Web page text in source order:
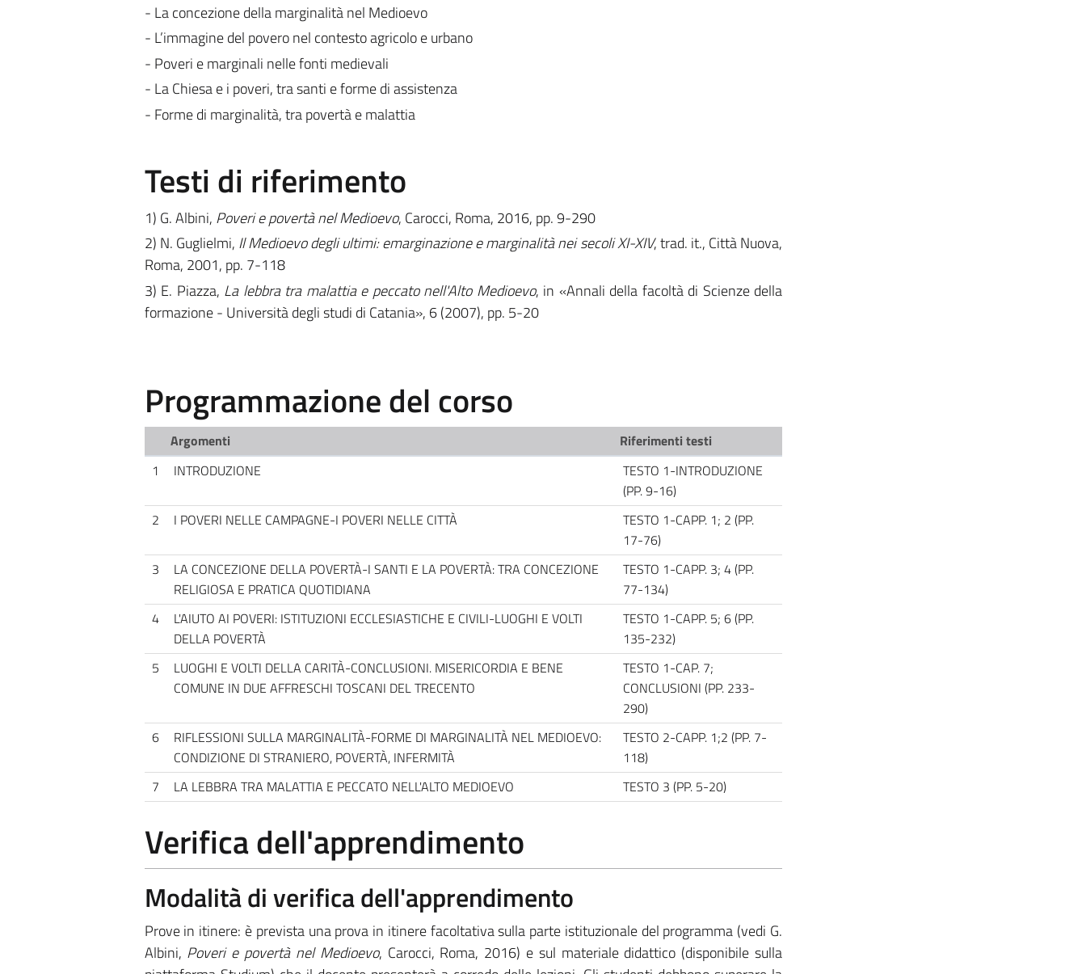
- La concezione della marginalità nel Medioevo
- L’immagine del povero nel contesto agricolo e urbano
- Poveri e marginali nelle fonti medievali
- La Chiesa e i poveri, tra santi e forme di assistenza
- Forme di marginalità, tra povertà e malattia
Testi di riferimento
1) G. Albini, Poveri e povertà nel Medioevo, Carocci, Roma, 2016, pp. 9-290
2) N. Guglielmi, Il Medioevo degli ultimi: emarginazione e marginalità nei secoli XI-XIV, trad. it., Città Nuova,
Roma, 2001, pp. 7-118
3) E. Piazza, La lebbra tra malattia e peccato nell'Alto Medioevo, in «Annali della facoltà di Scienze della
formazione - Università degli studi di Catania», 6 (2007), pp. 5-20
Programmazione del corso
Argomenti
Riferimenti testi
1
INTRODUZIONE
TESTO 1-INTRODUZIONE
(PP. 9-16)
2
I POVERI NELLE CAMPAGNE-I POVERI NELLE CITTÀ
TESTO 1-CAPP. 1; 2 (PP.
17-76)
3
LA CONCEZIONE DELLA POVERTÀ-I SANTI E LA POVERTÀ: TRA CONCEZIONE
RELIGIOSA E PRATICA QUOTIDIANA
TESTO 1-CAPP. 3; 4 (PP.
77-134)
4
L'AIUTO AI POVERI: ISTITUZIONI ECCLESIASTICHE E CIVILI-LUOGHI E VOLTI
DELLA POVERTÀ
TESTO 1-CAPP. 5; 6 (PP.
135-232)
5
LUOGHI E VOLTI DELLA CARITÀ-CONCLUSIONI. MISERICORDIA E BENE
COMUNE IN DUE AFFRESCHI TOSCANI DEL TRECENTO
TESTO 1-CAP. 7;
CONCLUSIONI (PP. 233-
290)
6
RIFLESSIONI SULLA MARGINALITÀ-FORME DI MARGINALITÀ NEL MEDIOEVO:
CONDIZIONE DI STRANIERO, POVERTÀ, INFERMITÀ
TESTO 2-CAPP. 1;2 (PP. 7-
118)
7
LA LEBBRA TRA MALATTIA E PECCATO NELL'ALTO MEDIOEVO TESTO 3 (PP. 5-20)
Verifica dell'apprendimento
Modalità di verifica dell'apprendimento
Prove in itinere: è prevista una prova in itinere facoltativa sulla parte istituzionale del programma (vedi G.
Albini, Poveri e povertà nel Medioevo, Carocci, Roma, 2016) e sul materiale didattico (disponibile sulla